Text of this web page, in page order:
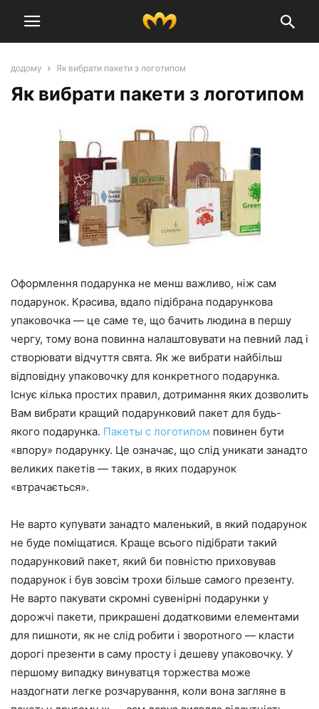
додому Як вибрати пакети з логотипом
Як вибрати пакети з логотипом
Оформлення подарунка не менш важливо, ніж сам
подарунок. Красива, вдало підібрана подарункова
упаковочка — це саме те, що бачить людина в першу
чергу, тому вона повинна налаштовувати на певний лад і
створювати відчуття свята. Як же вибрати найбільш
відповідну упаковочку для конкретного подарунка.
Існує кілька простих правил, дотримання яких дозволить
Вам вибрати кращий подарунковий пакет для будь-
якого подарунка. Пакеты с логотипом повинен бути
«впору» подарунку. Це означає, що слід уникати занадто
великих пакетів — таких, в яких подарунок
«втрачається».
Не варто купувати занадто маленький, в який подарунок
не буде поміщатися. Краще всього підібрати такий
подарунковий пакет, який би повністю приховував
подарунок і був зовсім трохи більше самого презенту.
Не варто пакувати скромні сувенірні подарунки у
дорожчі пакети, прикрашені додатковими елементами
для пишноти, як не слід робити і зворотного — класти
дорогі презенти в саму просту і дешеву упаковочку. У
першому випадку винуватця торжества може
наздогнати легке розчарування, коли вона загляне в